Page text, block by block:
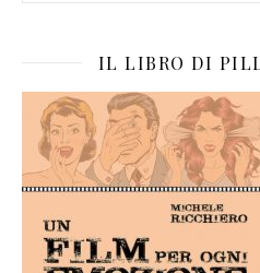
IL LIBRO DI